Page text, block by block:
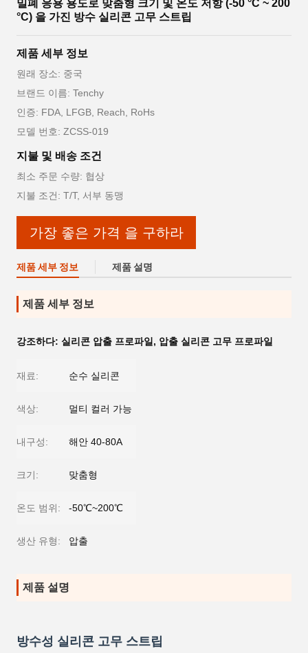
밀폐 응용 용도로 맞춤형 크기 및 온도 저항 (-50 °C ~ 200
°C) 을 가진 방수 실리콘 고무 스트립
제품 세부 정보
원래 장소: 중국
브랜드 이름: Tenchy
인증: FDA, LFGB, Reach, RoHs
모델 번호: ZCSS-019
지불 및 배송 조건
최소 주문 수량: 협상
지불 조건: T/T, 서부 동맹
가장 좋은 가격 을 구하라
제품 세부 정보 제품 설명
제품 세부 정보
강조하다: 실리콘 압출 프로파일 , 압출 실리콘 고무 프로파일
재료: 순수 실리콘
색상: 멀티 컬러 가능
내구성: 해안 40-80A
크기: 맞춤형
온도 범위: -50℃~200℃
생산 유형: 압출
제품 설명
방수성 실리콘 고무 스트립